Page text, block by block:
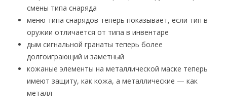
смены типа снаряда
меню типа снарядов теперь показывает, если тип в
оружии отличается от типа в инвентаре
дым сигнальной гранаты теперь более
долгоиграющий и заметный
кожаные элементы на металлической маске теперь
имеют защиту, как кожа, а металлические — как
металл